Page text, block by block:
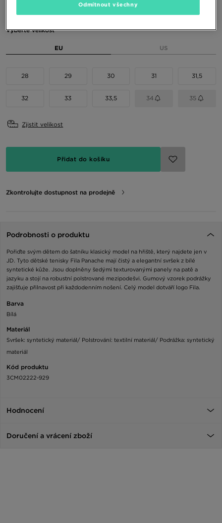
Vyberte velikost
EU US
28 29 30 31 31,5
32 33 33,5 34 35
Zjistit velikost
Přidat do košíku
Zkontrolujte dostupnost na prodejně
Podrobnosti o produktu
Pořiďte svým dětem do šatníku klasický model na hřiště, který najdete jen v
JD. Tyto dětské tenisky Fila Panache mají čistý a elegantní svršek z bílé
syntetické kůže. Jsou doplněny šedými texturovanými panely na patě a
jazyku a stojí na robustní polstrované mezipodešvi. Gumový vzorek podrážky
zajišťuje přilnavost při každodenním nošení. Celý model dotváří logo Fila.
Barva
Bílá
Materiál
Svršek: syntetický materiál/ Polstrování: textilní materiál/ Podrážka: syntetický
materiál
Kód produktu
3CM02222-929
Hodnocení
Doručení a vrácení zboží
Odmítnout všechny